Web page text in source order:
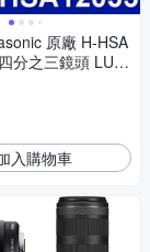
原廠 H-HSA
分之三鏡頭 LUMI
12-35mm 相機
入購物車